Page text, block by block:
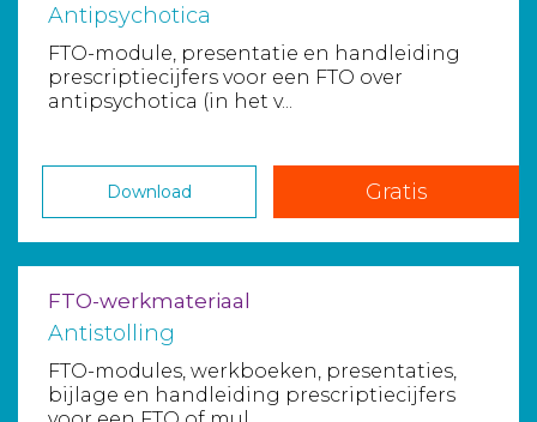
Antipsychotica
FTO-module, presentatie en handleiding
prescriptiecijfers voor een FTO over
antipsychotica (in het v...
Download Gratis
FTO-werkmateriaal
Antistolling
FTO-modules, werkboeken, presentaties,
bijlage en handleiding prescriptiecijfers